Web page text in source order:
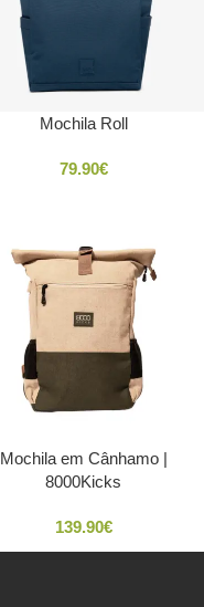
Mochila Roll
79.90€
Mochila em Cânhamo |
8000Kicks
139.90€